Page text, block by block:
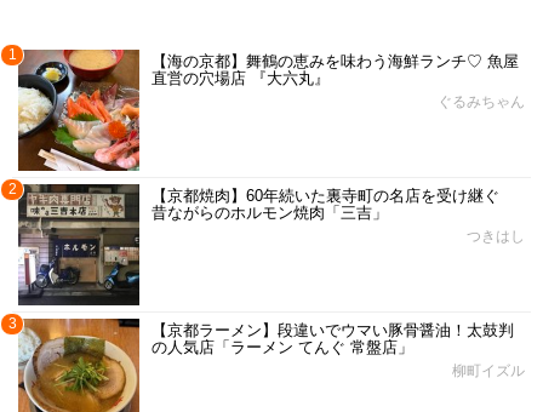
1
【海の京都】舞鶴の恵みを味わう海鮮ランチ♡ 魚屋
直営の穴場店 『大六丸』
ぐるみちゃん
2
【京都焼肉】60年続いた裏寺町の名店を受け継ぐ
昔ながらのホルモン焼肉「三吉」
つきはし
3
【京都ラーメン】段違いでウマい豚骨醤油！太鼓判
の人気店「ラーメン てんぐ 常盤店」
柳町イズル